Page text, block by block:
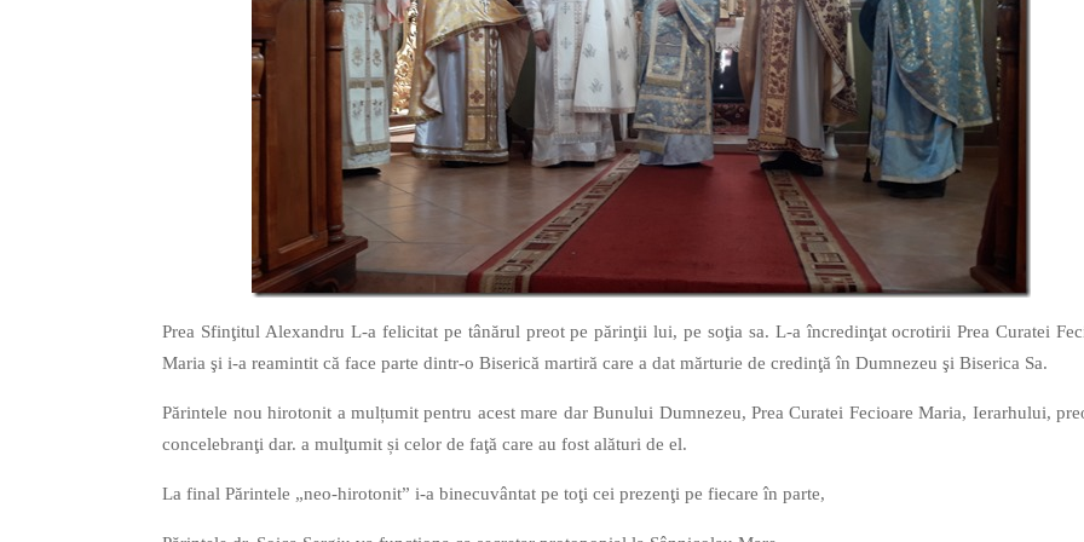
Prea Sfinţitul Alexandru L-a felicitat pe tânărul preot pe părinţii lui, pe soţia sa. L-a încredinţat ocrotirii Prea Curatei
Maria şi i-a reamintit că face parte dintr-o Biserică martiră care a dat mărturie de credinţă în Dumnezeu şi Biserica Sa.
Părintele nou hirotonit a mulțumit pentru acest mare dar Bunului Dumnezeu, Prea Curatei Fecioare Maria, Ierarhului,
concelebranţi dar. a mulţumit și celor de faţă care au fost alături de el.
La final Părintele „neo-hirotonit” i-a binecuvântat pe toţi cei prezenţi pe fiecare în parte,